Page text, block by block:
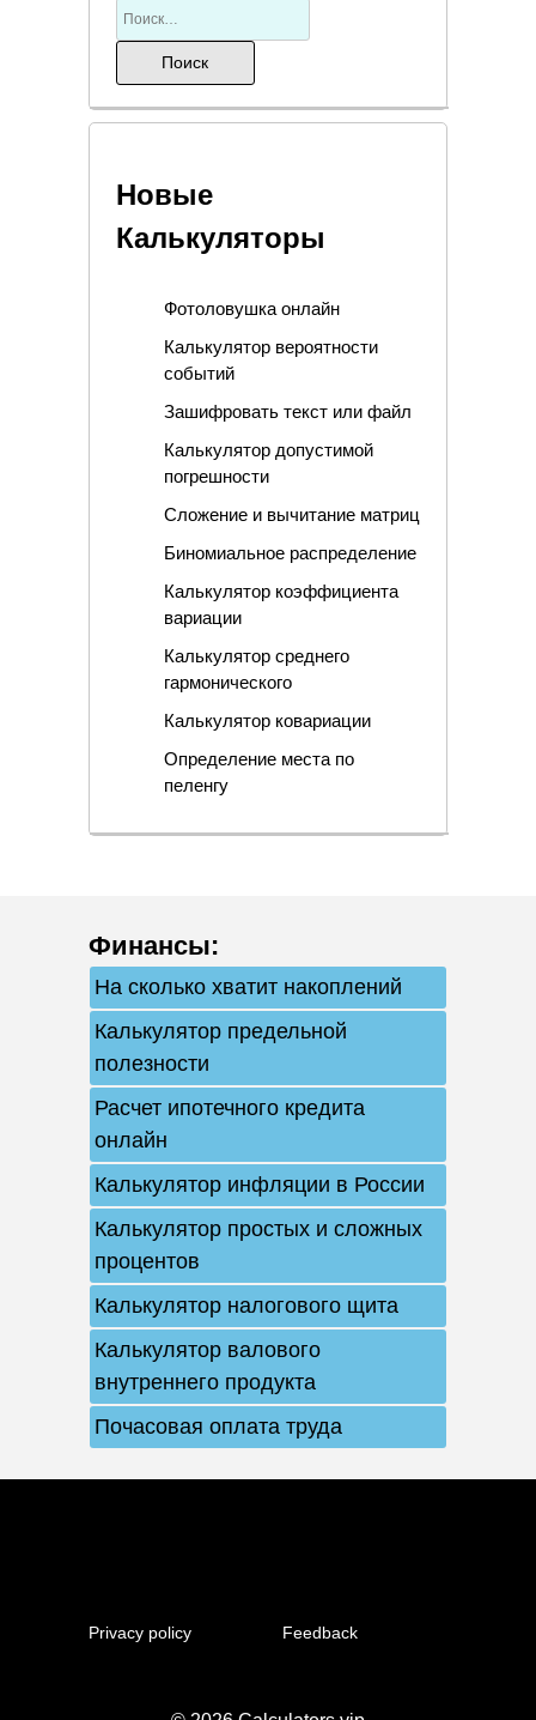
Новые
Калькуляторы
Фотоловушка онлайн
Калькулятор вероятности
событий
Зашифровать текст или файл
Калькулятор допустимой
погрешности
Сложение и вычитание матриц
Биномиальное распределение
Калькулятор коэффициента
вариации
Калькулятор среднего
гармонического
Калькулятор ковариации
Определение места по
пеленгу
Финансы:
На сколько хватит накоплений
Калькулятор предельной
полезности
Расчет ипотечного кредита
онлайн
Калькулятор инфляции в России
Калькулятор простых и сложных
процентов
Калькулятор налогового щита
Калькулятор валового
внутреннего продукта
Почасовая оплата труда
Privacy policy Feedback